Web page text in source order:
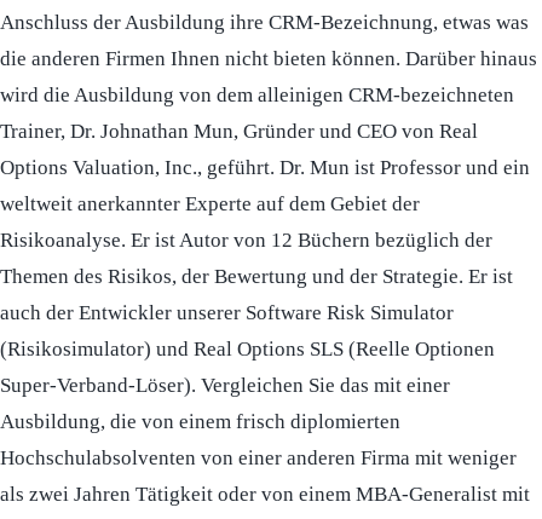
Anschluss der Ausbildung ihre CRM-Bezeichnung, etwas was
die anderen Firmen Ihnen nicht bieten können. Darüber hinaus
wird die Ausbildung von dem alleinigen CRM-bezeichneten
Trainer, Dr. Johnathan Mun, Gründer und CEO von Real
Options Valuation, Inc., geführt. Dr. Mun ist Professor und ein
weltweit anerkannter Experte auf dem Gebiet der
Risikoanalyse. Er ist Autor von 12 Büchern bezüglich der
Themen des Risikos, der Bewertung und der Strategie. Er ist
auch der Entwickler unserer Software Risk Simulator
(Risikosimulator) und Real Options SLS (Reelle Optionen
Super-Verband-Löser). Vergleichen Sie das mit einer
Ausbildung, die von einem frisch diplomierten
Hochschulabsolventen von einer anderen Firma mit weniger
als zwei Jahren Tätigkeit oder von einem MBA-Generalist mit